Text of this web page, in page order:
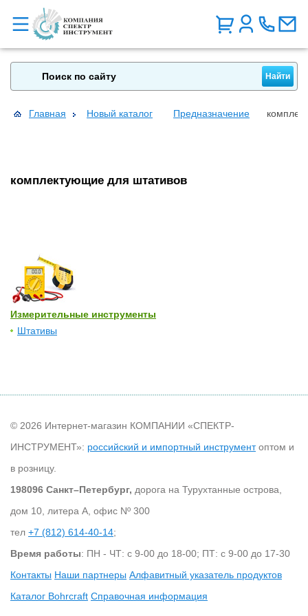
Главная Новый каталог Предназначение
комплектующие для штативов
Измерительные инструменты
Штативы
© 2026 Интернет-магазин КОМПАНИИ «СПЕКТР-
ИНСТРУМЕНТ»: российский и импортный инструментоптом и
в розницу.
198096 Санкт–Петербург, дорога на Турухтанные острова,
дом 10, литера А, офис Nº 300
тел +7 (812) 614-40-14;
Время работы: ПН - ЧТ: с 9-00 до 18-00; ПТ: с 9-00 до 17-30
Контакты Наши партнеры Алфавитный указатель продуктов
Каталог Bohrcraft Справочная информация